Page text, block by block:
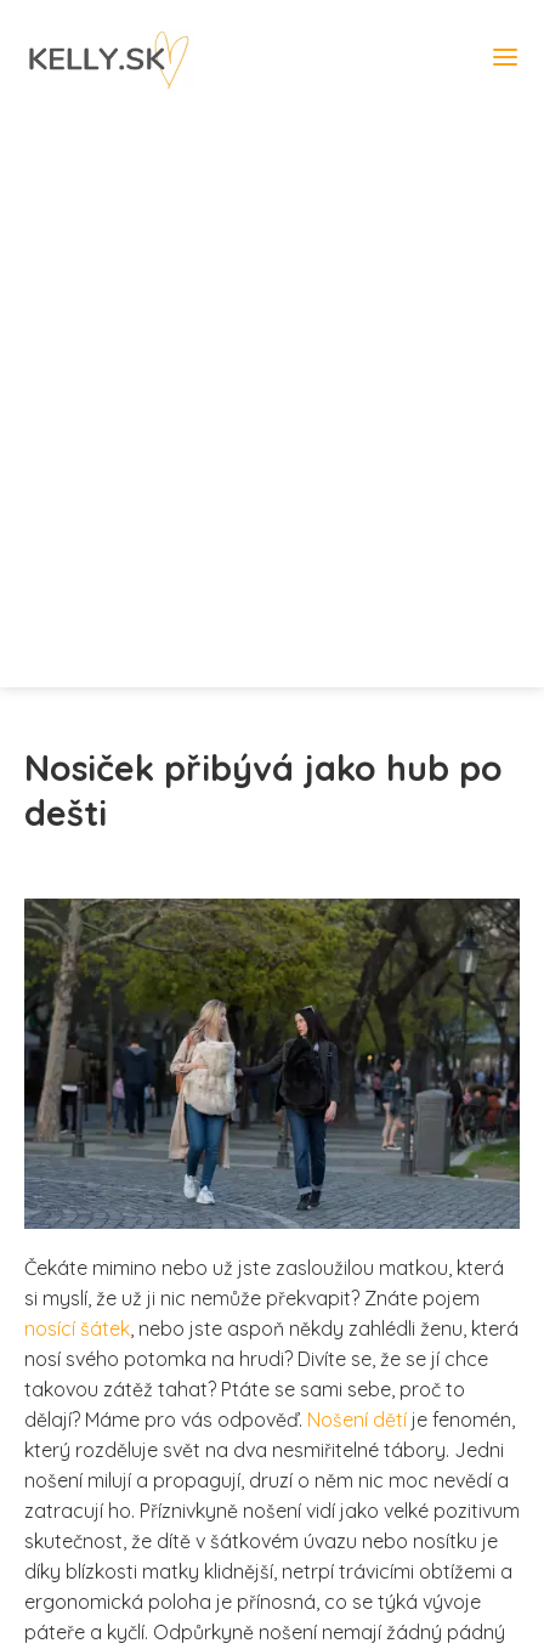
Nosiček přibývá jako hub po
dešti
Čekáte mimino nebo už jste zasloužilou matkou, která
si myslí, že už ji nic nemůže překvapit? Znáte pojem
nosící šátek, nebo jste aspoň někdy zahlédli ženu, která
nosí svého potomka na hrudi? Divíte se, že se jí chce
takovou zátěž tahat? Ptáte se sami sebe, proč to
dělají? Máme pro vás odpověď. Nošení dětí je fenomén,
který rozděluje svět na dva nesmiřitelné tábory. Jedni
nošení milují a propagují, druzí o něm nic moc nevědí a
zatracují ho. Příznivkyně nošení vidí jako velké pozitivum
skutečnost, že dítě v šátkovém úvazu nebo nosítku je
díky blízkosti matky klidnější, netrpí trávicími obtížemi a
ergonomická poloha je přínosná, co se týká vývoje
páteře a kyčlí. Odpůrkyně nošení nemají žádný pádný